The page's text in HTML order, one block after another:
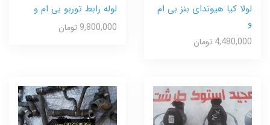
لولا کیا هیوندای بنز بی ام
و
4,480,000 تومان
لوله رابط توربو بی ام و
9,800,000 تومان